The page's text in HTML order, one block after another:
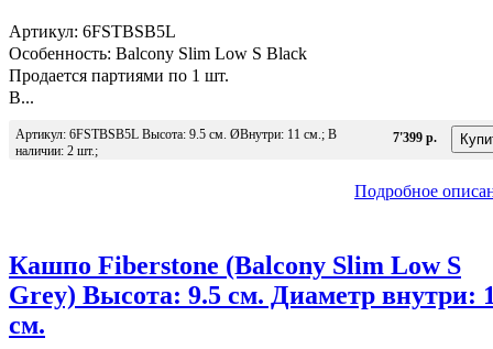
Артикул: 6FSTBSB5L
Особенность: Balcony Slim Low S Black
Продается партиями по 1 шт.
В...
Артикул: 6FSTBSB5L Высота: 9.5 см. ØВнутри: 11 см.; В
наличии: 2 шт.;
7'399 р.
Подробное
Кашпо Fiberstone (Balcony Slim Low S
Grey) Высота: 9.5 см. Диаметр внутри:
см.